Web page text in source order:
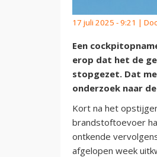
17 juli 2025 - 9:21 |
Een
erop dat het de
stopgezet. Dat
onderzoek naar
Kort na het
brandstoftoevoer
ontkende
afgelopen week